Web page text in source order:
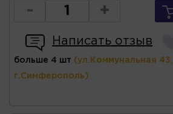
- +
Написать отзыв
больше 4 шт (ул.Коммунальная 43,
г.Симферополь)